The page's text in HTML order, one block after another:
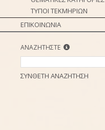
ΤΥΠΟΙ ΤΕΚΜΗΡΙΩΝ
ΕΠΙΚΟΙΝΩΝΙΑ
ΑΝΑΖΗΤΗΣΤΕ
ΣΥΝΘΕΤΗ ΑΝΑΖΗΤΗΣΗ